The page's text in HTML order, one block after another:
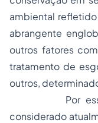
ambiental
abrangente
outros fatores
tratamento de
outros,
Por esses
considerado